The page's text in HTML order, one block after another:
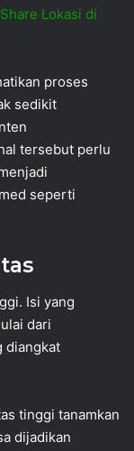
Lokasi di
proses
sedikit
tersebut perlu
seperti
Isi yang
dari
diangkat
tinggi tanamkan
dijadikan